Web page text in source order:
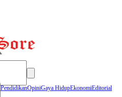
PendidikanOpiniGaya HidupEkonomiEditorial